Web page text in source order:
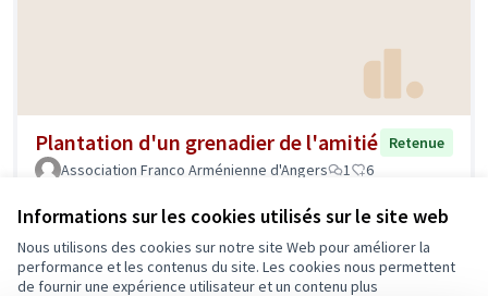
Informations sur les cookies utilisés sur le site web
Nous utilisons des cookies sur notre site Web pour améliorer la
performance et les contenus du site. Les cookies nous permettent
de fournir une expérience utilisateur et un contenu plus
Plantation d'un grenadier de l'amitié
Retenue
Association Franco Arménienne d'Angers
1 6